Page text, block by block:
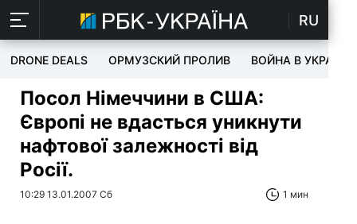
RU
DRONE DEALS ОРМУЗСКИЙ ПРОЛИВ ВОЙНА В УКРАИНЕ
Посол Німеччини в США:
Європі не вдасться уникнути
нафтової залежності від
Росії.
10:29 13.01.2007 Сб 1 мин